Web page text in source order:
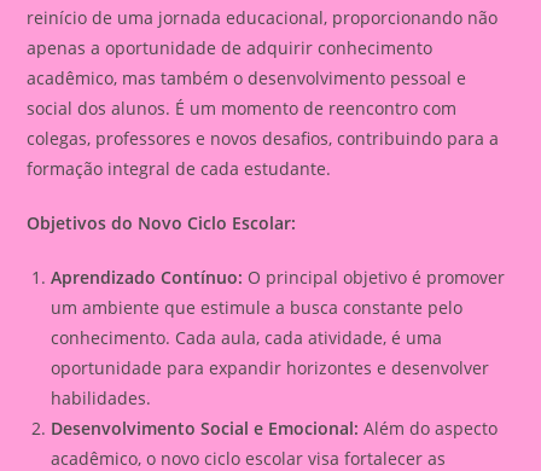
reinício de uma jornada educacional, proporcionando não
apenas a oportunidade de adquirir conhecimento
acadêmico, mas também o desenvolvimento pessoal e
social dos alunos. É um momento de reencontro com
colegas, professores e novos desafios, contribuindo para a
formação integral de cada estudante.
Objetivos do Novo Ciclo Escolar:
Aprendizado Contínuo: O principal objetivo é promover
um ambiente que estimule a busca constante pelo
conhecimento. Cada aula, cada atividade, é uma
oportunidade para expandir horizontes e desenvolver
habilidades.
Desenvolvimento Social e Emocional: Além do aspecto
acadêmico, o novo ciclo escolar visa fortalecer as